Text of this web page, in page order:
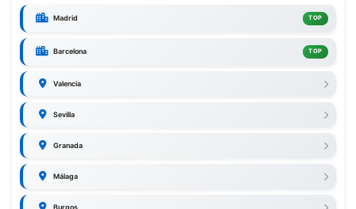
Madrid TOP
Barcelona TOP
Valencia
Sevilla
Granada
Málaga
Burgos